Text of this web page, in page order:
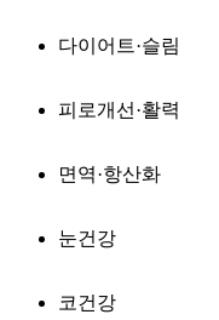
다이어트·슬림
피로개선·활력
면역·항산화
눈건강
코건강